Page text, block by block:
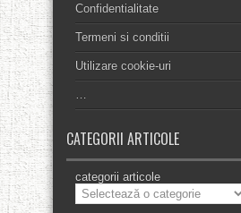
Confidentialitate
Termeni si conditii
Utilizare cookie-uri
CATEGORII ARTICOLE
categorii articole